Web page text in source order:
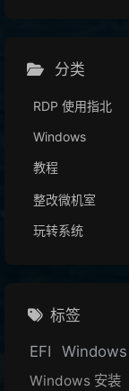
分类
RDP 使用指北
Windows
教程
整改微机室
玩转系统
标签
EFI
Windows 安装